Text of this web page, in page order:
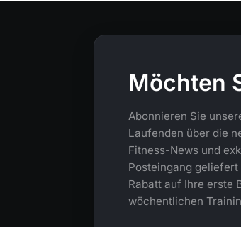
Möchten
Abonnieren Sie
Laufenden über die
Fitness-News und
Posteingang geliefert
Rabatt auf Ihre erste
wöchentlichen